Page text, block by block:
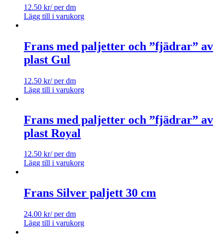
12.50 kr/ per dm
Lägg till i varukorg
Frans med paljetter och ”fjädrar” av
plast Gul
12.50 kr/ per dm
Lägg till i varukorg
Frans med paljetter och ”fjädrar” av
plast Royal
12.50 kr/ per dm
Lägg till i varukorg
Frans Silver paljett 30 cm
24.00 kr/ per dm
Lägg till i varukorg